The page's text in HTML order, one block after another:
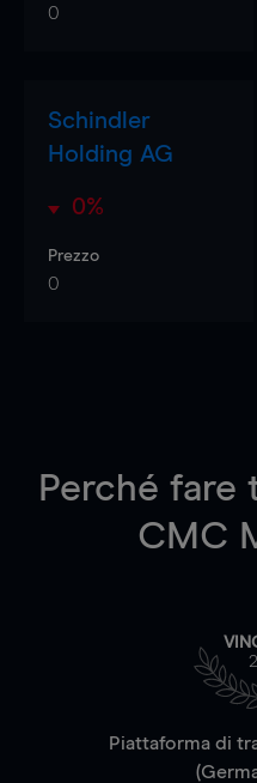
0
Schindler
Holding AG
0%
Prezzo
0
Perché fare
CMC
Piattaforma di